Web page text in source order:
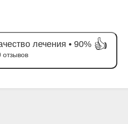
лечения • 90% 👍
отзывов